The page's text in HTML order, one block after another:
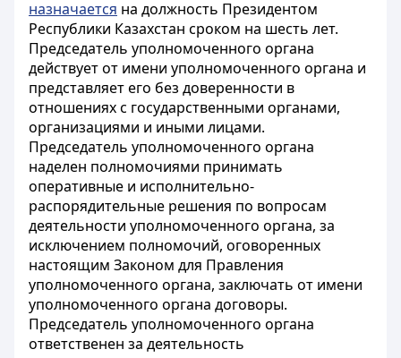
назначается на должность Президентом
Республики Казахстан сроком на шесть лет.
Председатель уполномоченного органа
действует от имени уполномоченного органа и
представляет его без доверенности в
отношениях с государственными органами,
организациями и иными лицами.
Председатель уполномоченного органа
наделен полномочиями принимать
оперативные и исполнительно-
распорядительные решения по вопросам
деятельности уполномоченного органа, за
исключением полномочий, оговоренных
настоящим Законом для Правления
уполномоченного органа, заключать от имени
уполномоченного органа договоры.
Председатель уполномоченного органа
ответственен за деятельность